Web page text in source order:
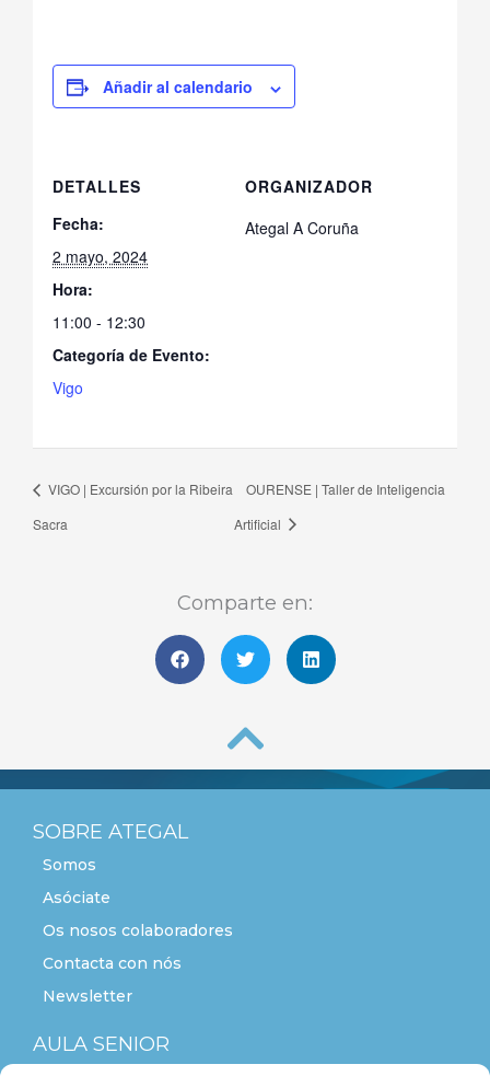
Añadir al calendario
DETALLES
Fecha:
2 mayo, 2024
Hora:
11:00 - 12:30
Categoría de Evento:
Vigo
ORGANIZADOR
Ategal A Coruña
VIGO | Excursión por la Ribeira
Sacra
OURENSE | Taller de Inteligencia
Artificial
Comparte en:
SOBRE ATEGAL
Somos
Asóciate
Os nosos colaboradores
Contacta con nós
Newsletter
AULA SENIOR